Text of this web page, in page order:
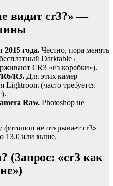
видит cr3?» —
2015 года. Честно, пора менять
Darktable /
CR3 «из коробки»).
R3. Для этих камер
Lightroom (часто требуется
Raw. Photoshop не
фотошоп не открывает cr3» —
13.0 или выше.
(Запрос: «cr3 как